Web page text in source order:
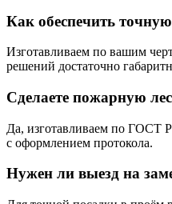
Как обеспечить
Изготавливаем по вашим
решений достаточно
Сделаете пожарную
Да, изготавливаем по ГОСТ
с оформлением протокола.
Нужен ли выезд на